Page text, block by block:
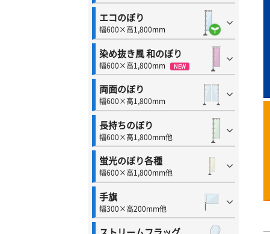
エコのぼり
幅600×高1,800mm
染め抜き風 和のぼり
幅600×高1,800mm NEW
両面のぼり
幅600×高1,800mm
長持ちのぼり
幅600×高1,800mm他
蛍光のぼり各種
幅600×高1,800mm他
手旗
幅300×高200mm他